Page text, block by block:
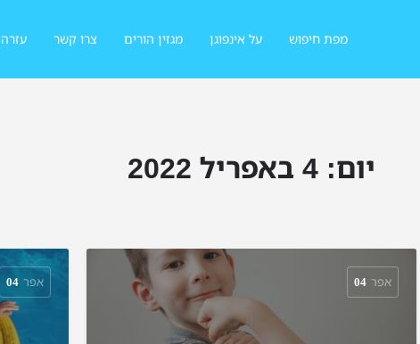
מפת חיפוש על אינפוגן מגזין הורים צרו קשר עזרה
יום: 4 באפריל 2022
אפר 04 אפר 04